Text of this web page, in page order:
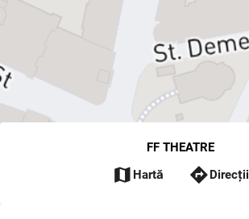
FF THEATRE
map Hartă directionsDirecții